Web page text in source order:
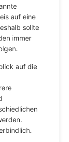
auf eine
sollte
immer
auf die